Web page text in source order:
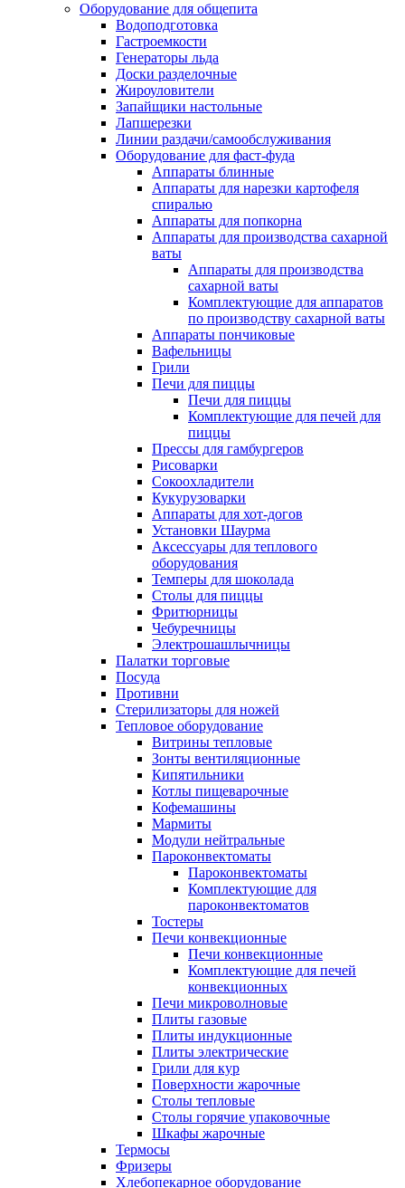
Оборудование для общепита
Водоподготовка
Гастроемкости
Генераторы льда
Доски разделочные
Жироуловители
Запайщики настольные
Лапшерезки
Линии раздачи/самообслуживания
Оборудование для фаст-фуда
Аппараты блинные
Аппараты для нарезки картофеля
спиралью
Аппараты для попкорна
Аппараты для производства сахарной
ваты
Аппараты для производства
сахарной ваты
Комплектующие для аппаратов
по производству сахарной ваты
Аппараты пончиковые
Вафельницы
Грили
Печи для пиццы
Печи для пиццы
Комплектующие для печей для
пиццы
Прессы для гамбургеров
Рисоварки
Сокоохладители
Кукурузоварки
Аппараты для хот-догов
Установки Шаурма
Аксессуары для теплового
оборудования
Темперы для шоколада
Столы для пиццы
Фритюрницы
Чебуречницы
Электрошашлычницы
Палатки торговые
Посуда
Противни
Стерилизаторы для ножей
Тепловое оборудование
Витрины тепловые
Зонты вентиляционные
Кипятильники
Котлы пищеварочные
Кофемашины
Мармиты
Модули нейтральные
Пароконвектоматы
Пароконвектоматы
Комплектующие для
пароконвектоматов
Тостеры
Печи конвекционные
Печи конвекционные
Комплектующие для печей
конвекционных
Печи микроволновые
Плиты газовые
Плиты индукционные
Плиты электрические
Грили для кур
Поверхности жарочные
Столы тепловые
Столы горячие упаковочные
Шкафы жарочные
Термосы
Фризеры
Хлебопекарное оборудование